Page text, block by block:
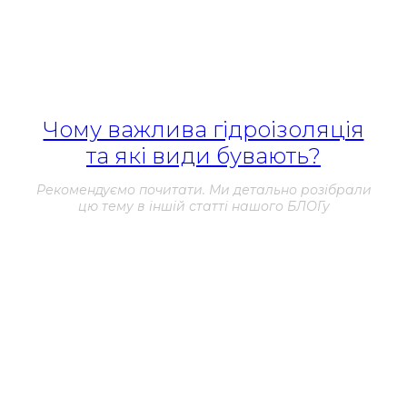
Чому важлива гідроізоляція
та які види бувають?
Рекомендуємо почитати. Ми детально розібрали
цю тему в іншій статті нашого БЛОГу